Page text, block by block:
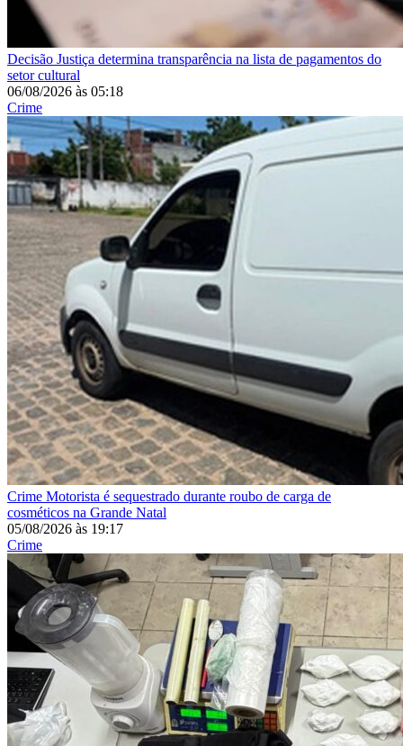
Decisão Justiça determina transparência na lista de pagamentos do
setor cultural
06/08/2026 às 05:18
Crime
Crime Motorista é sequestrado durante roubo de carga de
cosméticos na Grande Natal
05/08/2026 às 19:17
Crime